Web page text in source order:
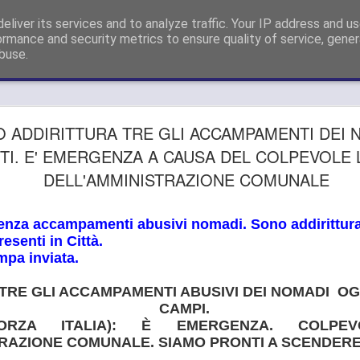
ADDIRITTURA TRE GLI ACCAMPAMENTI DEI
E' EMERGENZA A CAUSA DEL COLPEVOLE
DELL'AMMINISTRAZIONE COMUNALE
accampamenti abusivi nomadi. Sono
in Città.
inviata.
GLI ACCAMPAMENTI ABUSIVI DEI NOMADI
CAMPI.
ITALIA): È EMERGENZA.
COMUNALE. SIAMO PRONTI A
its services and to analyze traffic. Your IP address and
and security metrics to ensure quality of service,
Metropolitano a Firenze e Capogruppo Forza Italia Consiglio
AUG
26
GUARDIA
SI
DELLE
GUARDIA MEDICA,
DELLE SDS DELL’AREA